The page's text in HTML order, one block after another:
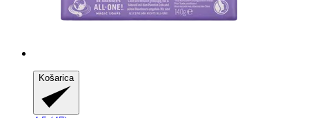
Košarica